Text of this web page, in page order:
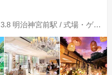
口コミ評価
3.8 明治神宮前駅 / 式場・ゲストハウス